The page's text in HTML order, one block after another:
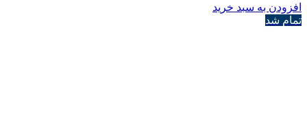
افزودن به سبد خرید
تمام شد